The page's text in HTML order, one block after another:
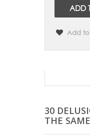
ADD
Add to
30
THE